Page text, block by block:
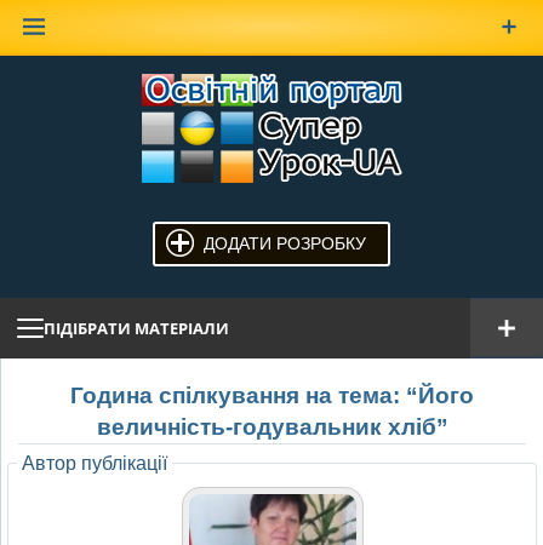
ДОДАТИ РОЗРОБКУ
ПІДІБРАТИ МАТЕРІАЛИ
Година спілкування на тема: “Його
величність-годувальник хліб”
Автор публікації